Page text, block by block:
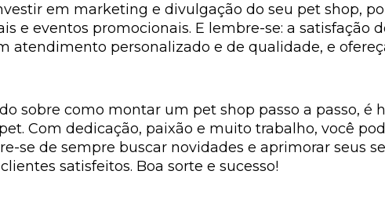
em marketing e divulgação do seu pet shop,
e eventos promocionais. E lembre-se: a satisfação
atendimento personalizado e de qualidade, e
sobre como montar um pet shop passo a passo, é
Com dedicação, paixão e muito trabalho, você
se de sempre buscar novidades e aprimorar seus
satisfeitos. Boa sorte e sucesso!